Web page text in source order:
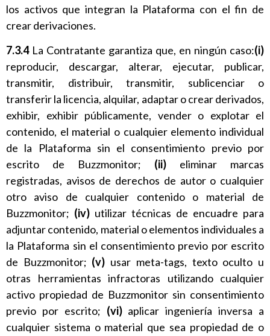
los activos que integran la Plataforma con el fin de
crear derivaciones.
7.3.4La Contratante garantiza que, en ningún caso:(i)
reproducir, descargar, alterar, ejecutar, publicar,
transmitir, distribuir, transmitir, sublicenciar o
transferir la licencia, alquilar, adaptar o crear derivados,
exhibir, exhibir públicamente, vender o explotar el
contenido, el material o cualquier elemento individual
de la Plataforma sin el consentimiento previo por
escrito de Buzzmonitor; (ii) eliminar marcas
registradas, avisos de derechos de autor o cualquier
otro aviso de cualquier contenido o material de
Buzzmonitor; (iv) utilizar técnicas de encuadre para
adjuntar contenido, material o elementos individuales a
la Plataforma sin el consentimiento previo por escrito
de Buzzmonitor; (v) usar meta-tags, texto oculto u
otras herramientas infractoras utilizando cualquier
activo propiedad de Buzzmonitor sin consentimiento
previo por escrito; (vi) aplicar ingeniería inversa a
cualquier sistema o material que sea propiedad de o